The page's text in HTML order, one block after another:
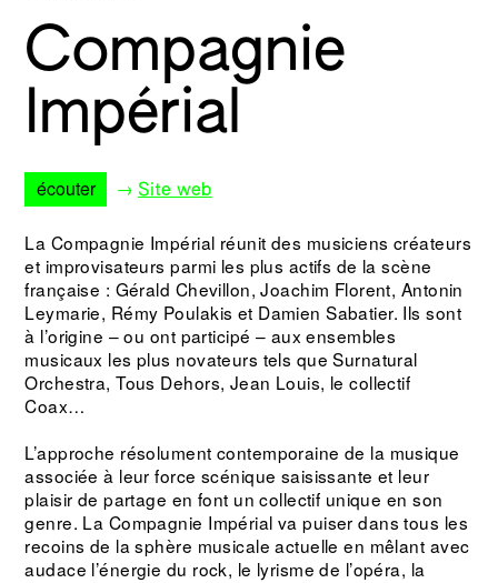
Compagnie
Impérial
écouter → Site web
La Compagnie Impérial réunit des musiciens créateurs
et improvisateurs parmi les plus actifs de la scène
française : Gérald Chevillon, Joachim Florent, Antonin
Leymarie, Rémy Poulakis et Damien Sabatier. Ils sont
à l’origine – ou ont participé – aux ensembles
musicaux les plus novateurs tels que Surnatural
Orchestra, Tous Dehors, Jean Louis, le collectif
Coax…
L’approche résolument contemporaine de la musique
associée à leur force scénique saisissante et leur
plaisir de partage en font un collectif unique en son
genre. La Compagnie Impérial va puiser dans tous les
recoins de la sphère musicale actuelle en mêlant avec
audace l’énergie du rock, le lyrisme de l’opéra, la